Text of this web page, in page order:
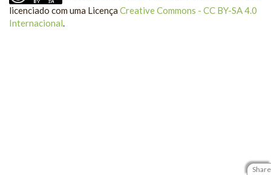
licenciado com uma Licença Creative Commons - CC BY-SA 4.0
Internacional.
Share